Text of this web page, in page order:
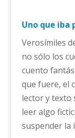
Uno que iba
Verosímiles
no sólo los
cuento
que fuere, el
lector y texto
leer algo
suspender la